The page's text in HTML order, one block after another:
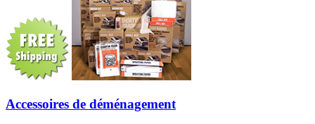
Accessoires de déménagement